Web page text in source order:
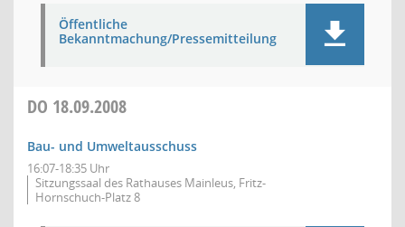
Öffentliche
Bekanntmachung/Pressemitteilung
DO 18.09.2008
Bau- und Umweltausschuss
16:07-18:35 Uhr
Sitzungssaal des Rathauses Mainleus, Fritz-
Hornschuch-Platz 8